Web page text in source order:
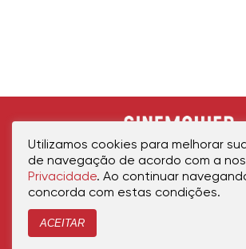
Utilizamos cookies para melhorar
de navegação de acordo com a
Privacidade. Ao continuar
concorda com estas condições.
ACEITAR